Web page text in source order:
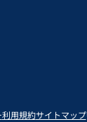
利用規約サイトマップ